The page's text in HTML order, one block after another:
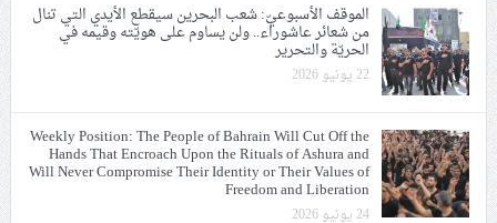
الموقف الأسبوعيّ: شعب البحرين سيقطع الأيدي التي تنال
من شعائر عاشوراء.. ولن يساوم على هويّته وقيمه في
الحريّة والتحرير
22 يونيو 2026
Weekly Position: The People of Bahrain Will Cut Off the
Hands That Encroach Upon the Rituals of Ashura and
Will Never Compromise Their Identity or Their Values of
Freedom and Liberation
24 يونيو 2026